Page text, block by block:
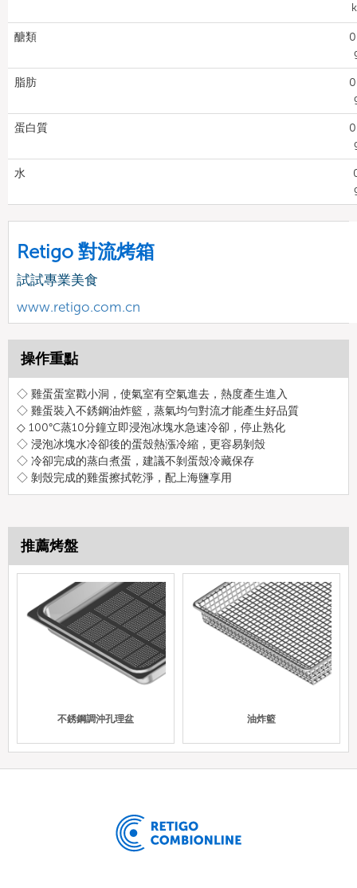
醣類
脂肪
蛋白質
水
Retigo 對流烤箱
試試專業美食
www.retigo.com.cn
操作重點
◇ 雞蛋蛋室戳小洞，使氣室有空氣進去，熱度產生進入
◇ 雞蛋裝入不銹鋼油炸籃，蒸氣均勻對流才能產生好品質
◇ 100°C蒸10分鐘立即浸泡冰塊水急速冷卻，停止熟化
◇ 浸泡冰塊水冷卻後的蛋殼熱漲冷縮，更容易剝殼
◇ 冷卻完成的蒸白煮蛋，建議不剝蛋殼冷藏保存
◇ 剝殼完成的雞蛋擦拭乾淨，配上海鹽享用
推薦烤盤
不銹鋼調沖孔理盆 油炸籃